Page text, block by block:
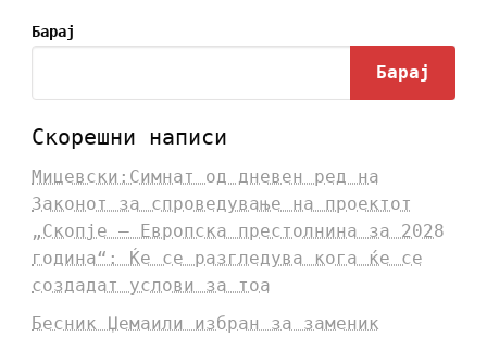
Барај
Барај
Скорешни написи
Мицевски:Симнат од дневен ред на
Законот за спроведување на проектот
„Скопје – Европска престолнина за 2028
година“: Ќе се разгледува кога ќе се
создадат услови за тоа
Бесник Џемаили избран за заменик